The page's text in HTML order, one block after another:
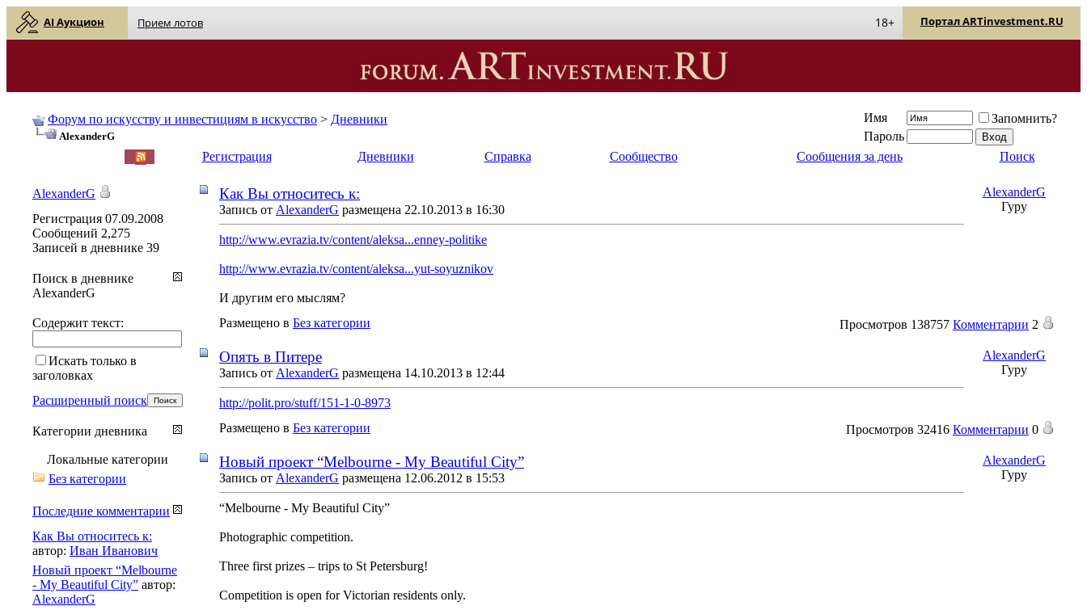
AI Аукцион Прием лотов Портал ARTinvestment.RU
18+
Форум по искусству и инвестициям в искусство > Дневники
AlexanderG
Имя
Запомнить?
Пароль
Регистрация Дневники Справка Сообщество Сообщения за день Поиск
Как Вы относитесь к:
Запись от AlexanderG размещена 22.10.2013 в 16:30
http://www.evrazia.tv/content/aleksa...enney-politike
http://www.evrazia.tv/content/aleksa...yut-soyuznikov
И другим его мыслям?
AlexanderG
Гуру
Размещено в Без категории Просмотров 138757 Комментарии 2
Опять в Питере
Запись от AlexanderG размещена 14.10.2013 в 12:44
http://polit.pro/stuff/151-1-0-8973
AlexanderG
Гуру
Размещено в Без категории Просмотров 32416 Комментарии 0
Новый проект “Melbourne - My Beautiful City”
Запись от AlexanderG размещена 12.06.2012 в 15:53
“Melbourne - My Beautiful City”
Photographic competition.
Three first prizes – trips to St Petersburg!
Competition is open for Victorian residents only.
AlexanderG
Гуру
AlexanderG
Регистрация 07.09.2008
Сообщений 2,275
Записей в дневнике 39
Поиск в дневнике
AlexanderG
Содержит текст:
Искать только в
заголовках
Расширенный поиск
Категории дневника
Локальные категории
Без категории
Последние комментарии
Как Вы относитесь к:
автор: Иван Иванович
Новый проект “Melbourne
- My Beautiful City” автор:
AlexanderG